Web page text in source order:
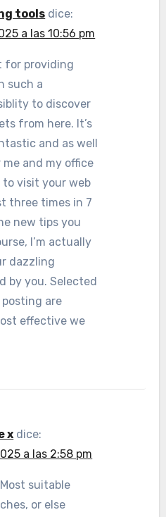
tools dice:
a las 10:56 pm
for providing
such a
to discover
from here. It’s
and as well
and my office
visit your web
three times in 7
new tips you
I’m actually
dazzling
by you. Selected
are
effective we
x dice:
a las 2:58 pm
suitable
or else